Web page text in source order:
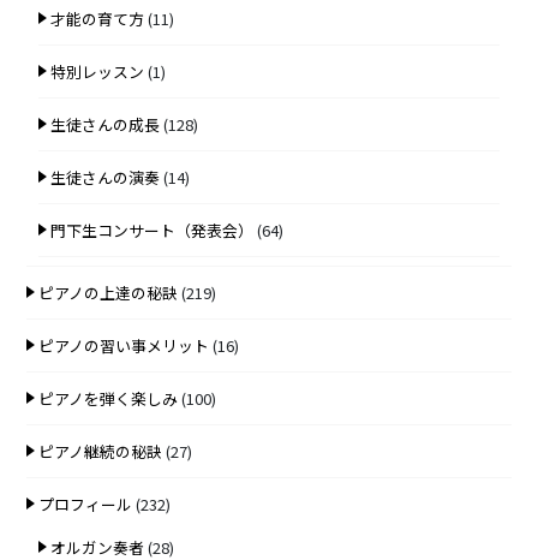
才能の育て方 (11)
特別レッスン (1)
生徒さんの成長(128)
生徒さんの演奏(14)
門下生コンサート（発表会） (64)
ピアノの上達の秘訣 (219)
ピアノの習い事メリット (16)
ピアノを弾く楽しみ(100)
ピアノ継続の秘訣 (27)
プロフィール (232)
オルガン奏者 (28)